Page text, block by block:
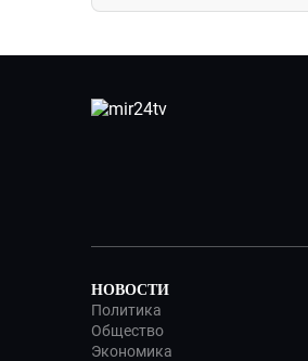
НОВОСТИ
Политика
Общество
Экономика